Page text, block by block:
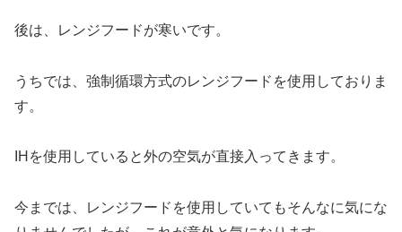
後は、レンジフードが寒いです。
うちでは、強制循環方式のレンジフードを使用しておりま
す。
IHを使用していると外の空気が直接入ってきます。
今までは、レンジフードを使用していてもそんなに気にな